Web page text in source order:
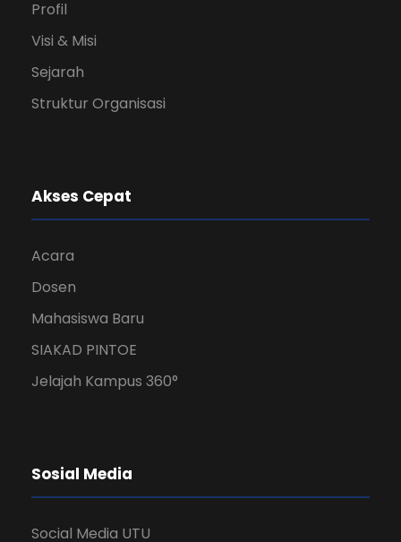
Profil
Visi & Misi
Sejarah
Struktur Organisasi
Akses Cepat
Acara
Dosen
Mahasiswa Baru
SIAKAD PINTOE
Jelajah Kampus 360°
Sosial Media
Social Media UTU